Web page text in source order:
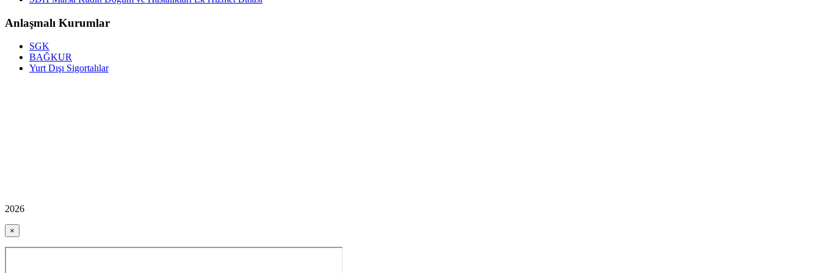
Anlaşmalı Kurumlar
SGK
BAĞKUR
Yurt Dışı Sigortalılar
2026
×